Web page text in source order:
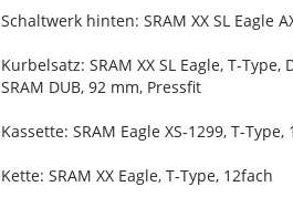
Schaltwerk hinten: SRAM XX SL Eagle
Kurbelsatz: SRAM XX SL Eagle, T-
SRAM DUB, 92 mm, Pressfit
Kassette: SRAM Eagle XS-1299, T-Type,
Kette: SRAM XX Eagle, T-Type, 12fach